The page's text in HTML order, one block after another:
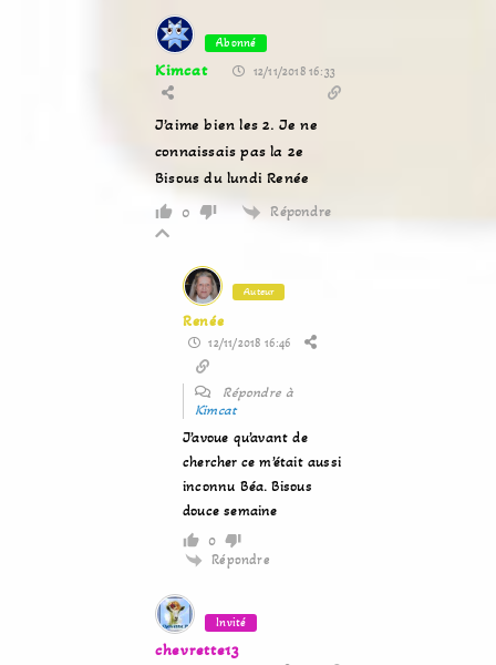
Abonné
Kimcat 12/11/2018 16:33
J’aime bien les 2. Je ne
connaissais pas la 2e
Bisous du lundi Renée
0 Répondre
Auteur
Renée
12/11/2018 16:46
Répondre à
Kimcat
J’avoue qu’avant de
chercher ce m’était aussi
inconnu Béa. Bisous
douce semaine
0
Répondre
Invité
chevrette13